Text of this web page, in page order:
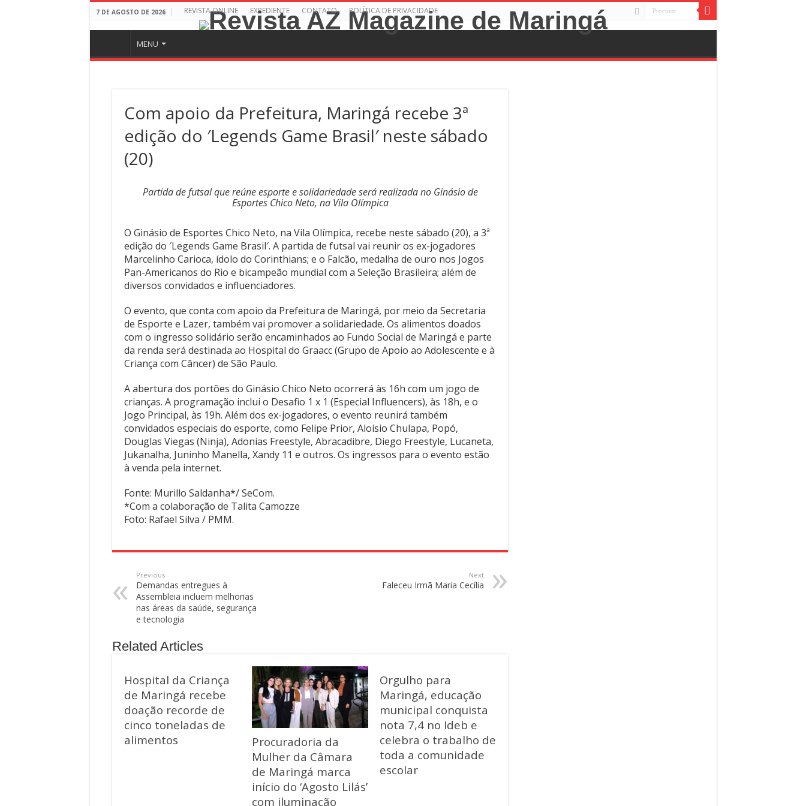
7 DE AGOSTO DE 2026 REVISTA ONLINE EXPEDIENTE CONTATO POLÍTICA DE PRIVACIDADE
MENU
Com apoio da Prefeitura, Maringá recebe 3ª
edição do ′Legends Game Brasil′ neste sábado
(20)
Partida de futsal que reúne esporte e solidariedade será realizada no Ginásio de
Esportes Chico Neto, na Vila Olímpica
O Ginásio de Esportes Chico Neto, na Vila Olímpica, recebe neste sábado (20), a 3ª
edição do ′Legends Game Brasil′. A partida de futsal vai reunir os ex-jogadores
Marcelinho Carioca, ídolo do Corinthians; e o Falcão, medalha de ouro nos Jogos
Pan-Americanos do Rio e bicampeão mundial com a Seleção Brasileira; além de
diversos convidados e influenciadores.
O evento, que conta com apoio da Prefeitura de Maringá, por meio da Secretaria
de Esporte e Lazer, também vai promover a solidariedade. Os alimentos doados
com o ingresso solidário serão encaminhados ao Fundo Social de Maringá e parte
da renda será destinada ao Hospital do Graacc (Grupo de Apoio ao Adolescente e à
Criança com Câncer) de São Paulo.
A abertura dos portões do Ginásio Chico Neto ocorrerá às 16h com um jogo de
crianças. A programação inclui o Desafio 1 x 1 (Especial Influencers), às 18h, e o
Jogo Principal, às 19h. Além dos ex-jogadores, o evento reunirá também
convidados especiais do esporte, como Felipe Prior, Aloísio Chulapa, Popó,
Douglas Viegas (Ninja), Adonias Freestyle, Abracadibre, Diego Freestyle, Lucaneta,
Jukanalha, Juninho Manella, Xandy 11 e outros. Os ingressos para o evento estão
à venda pela internet.
Fonte: Murillo Saldanha*/ SeCom.
*Com a colaboração de Talita Camozze
Foto: Rafael Silva / PMM.
Previous
Demandas entregues à
Assembleia incluem melhorias
nas áreas da saúde, segurança
e tecnologia
Next
Faleceu Irmã Maria Cecília
Related Articles
Hospital da Criança
de Maringá recebe
doação recorde de
cinco toneladas de
alimentos
Procuradoria da
Mulher da Câmara
de Maringá marca
início do ‘Agosto Lilás’
com iluminação
Orgulho para
Maringá, educação
municipal conquista
nota 7,4 no Ideb e
celebra o trabalho de
toda a comunidade
escolar